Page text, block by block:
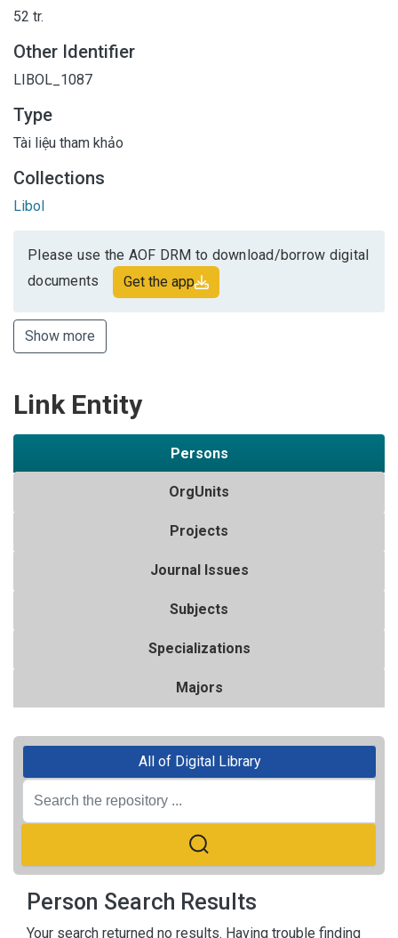
52 tr.
Other Identifier
LIBOL_1087
Type
Tài liệu tham khảo
Collections
Libol
Please use the AOF DRM to download/borrow digital
documents
Get the app
Show more
Link Entity
Persons
OrgUnits
Projects
Journal Issues
Subjects
Specializations
Majors
All of Digital Library
Person Search Results
Your search returned no results. Having trouble finding